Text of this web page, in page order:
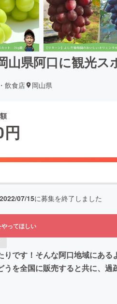
県阿口に観光ス
飲食店 岡山県
円
2022/07/15に募集を終了しました
ってほしい
です！そんな阿口地域にあ
を全国に販売すると共に、